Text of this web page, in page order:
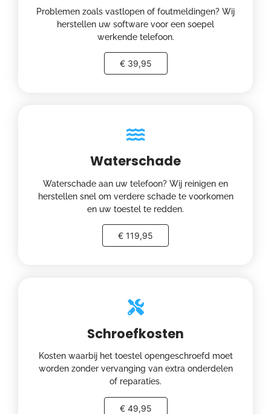
Problemen zoals vastlopen of foutmeldingen? Wij
herstellen uw software voor een soepel
werkende telefoon.
€ 39,95
Waterschade
Waterschade aan uw telefoon? Wij reinigen en
herstellen snel om verdere schade te voorkomen
en uw toestel te redden.
€ 119,95
Schroefkosten
Kosten waarbij het toestel opengeschroefd moet
worden zonder vervanging van extra onderdelen
of reparaties.
€ 49,95